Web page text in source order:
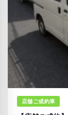
店舗ご成約車